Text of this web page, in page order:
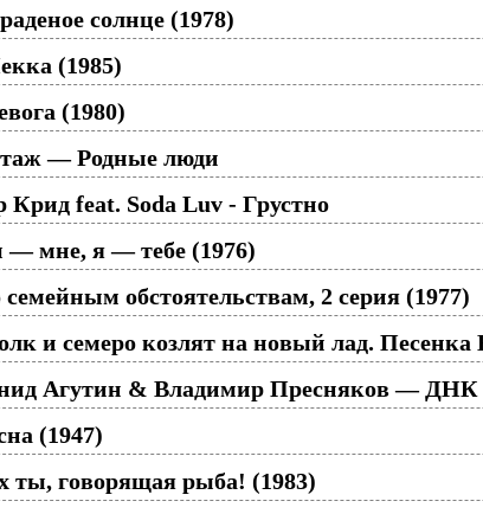
солнце (1978)
(1985)
(1980)
— Родные люди
Крид feat. Soda Luv - Грустно
мне, я — тебе (1976)
обстоятельствам, 2 серия (1977)
и семеро козлят на новый лад. Песенка
Агутин & Владимир Пресняков — ДНК
(1947)
ты, говорящая рыба! (1983)